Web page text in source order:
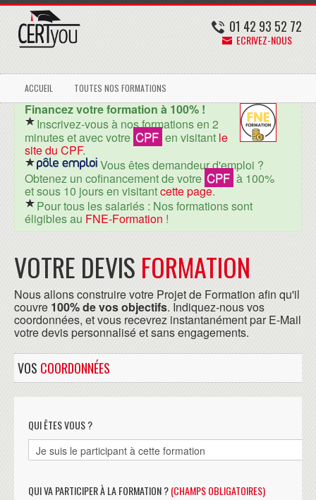
01 42 93 52 72
ECRIVEZ-NOUS
ACCUEIL TOUTES NOS FORMATIONS
Financez votre formation à 100% !
Inscrivez-vous à nos formations en 2
minutes et avec votre CPF en visitant le
site du CPF.
Vous êtes demandeur d'emploi ?
Obtenez un cofinancement de votre CPF à 100%
et sous 10 jours en visitantcette page.
Pour tous les salariés : Nos formations sont
éligibles au FNE-Formation !
VOTRE DEVIS FORMATION
Nous allons construire votre Projet de Formation afin qu'il
couvre 100% de vos objectifs. Indiquez-nous vos
coordonnées, et vous recevrez instantanément par E-Mail
votre devis personnalisé et sans engagements.
VOS COORDONNÉES
QUI ÊTES VOUS ?
QUI VA PARTICIPER À LA FORMATION ?(CHAMPS OBLIGATOIRES)